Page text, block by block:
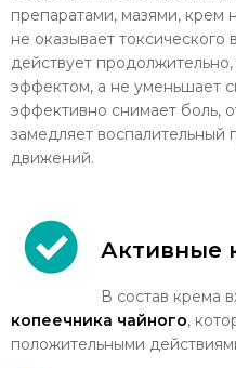
препаратами, мазями, крем
не оказывает токсического
действует
эффектом, а не уменьшает
эффективно снимает боль,
замедляет воспалительный
движений.
Активные
В состав крема
копеечника чайного,
положительными